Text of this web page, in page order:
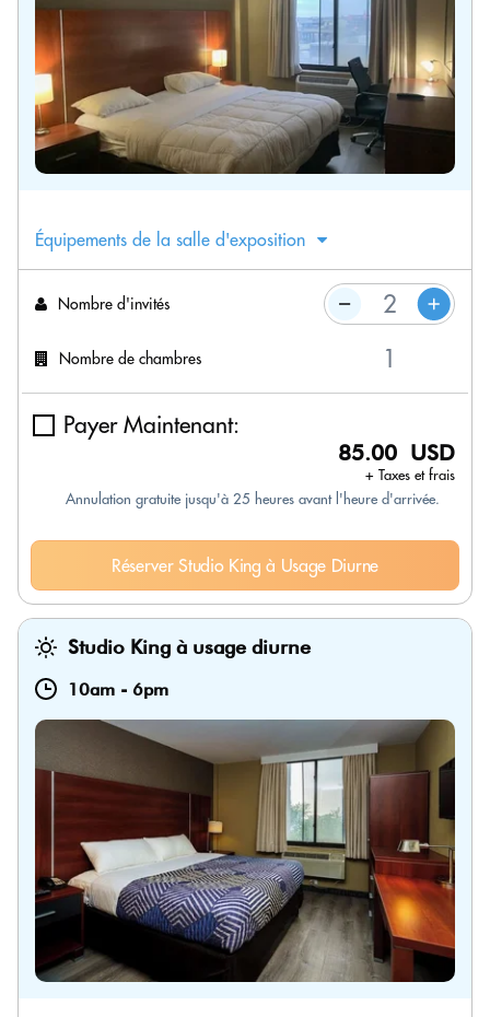
Équipements de la salle d'exposition
Nombre d'invités
Nombre de chambres
Payer Maintenant:
85.00 USD
+ Taxes et frais
Annulation gratuite jusqu'à 25 heures avant l'heure d'arrivée.
Réserver Studio King à Usage Diurne
Studio King à usage diurne
10am - 6pm